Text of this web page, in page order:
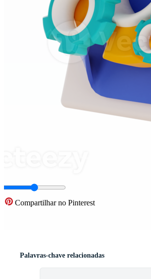
Compartilhar no Pinterest
Palavras-chave relacionadas